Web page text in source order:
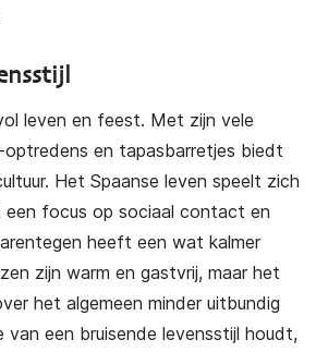
leven en feest. Met zijn vele
en tapasbarretjes biedt
Het Spaanse leven speelt zich
focus op sociaal contact en
heeft een wat kalmer
zijn warm en gastvrij, maar het
het algemeen minder uitbundig
van een bruisende levensstijl houdt,